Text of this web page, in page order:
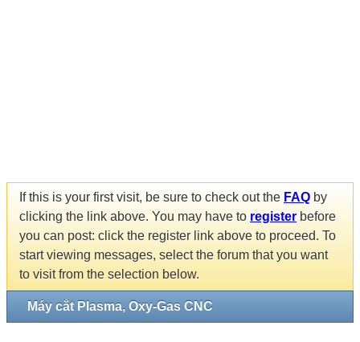
If this is your first visit, be sure to check out the FAQ by
clicking the link above. You may have to register before
you can post: click the register link above to proceed. To
start viewing messages, select the forum that you want
to visit from the selection below.
Máy cắt Plasma, Oxy-Gas CNC